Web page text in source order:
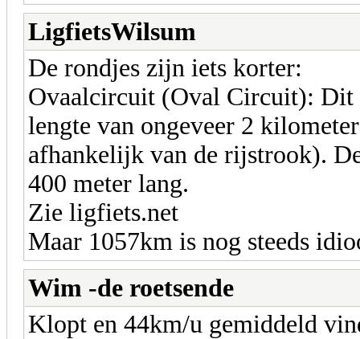
LigfietsWilsum
De rondjes zijn iets korter:
Ovaalcircuit (Oval Circuit): Dit
lengte van ongeveer 2
afhankelijk van de rijstrook).
400 meter lang.
Zie ligfiets.net
Maar 1057km is nog steeds
Wim -de roetsende
Klopt en 44km/u gemiddeld